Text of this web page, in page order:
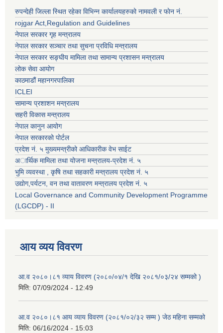
रुपन्देही जिल्ला स्थित रहेका विभिन्न कार्यालयहरुको नामवली र फाेन न‌ं.
rojgar Act,Regulation and Guidelines
नेपाल सरकार गृह मन्त्रालय
नेपाल सरकार सञ्चार तथा सुचना प्रविधि मन्त्रालय
नेपाल सरकार सङ्घीय मामिला तथा सामान्य प्रशासन मन्त्रालय
लोक सेवा आयोग
काठमाडौं महानगरपालिका
ICLEI
सामान्य प्रशाशन मन्त्रालय
सहरी विकास मन्त्रालय
नेपाल कानुन आयोग
नेपाल सरकारको पोर्टल
प्रदेश नं. ५ मुख्यमन्त्रीको आधिकारीक वेभ साईट
अार्थिक मामिला तथा योजना मन्त्रालय-प्रदेश नं. ५
भुमि व्यवस्था , कृषि तथा सहकारी मन्त्रालय प्रदेश नं. ५
उद्याेग,पर्यटन, वन तथा वातावरण मन्त्रालय प्रदेश नं. ५
Local Governance and Community Development Programme
(LGCDP) - II
आय व्यय विवरण
आ.व २०८०।८१ व्याय विवरण (२०८०/०४/१ देखि २०८१/०३/२४ सम्मको )
मिति: 07/09/2024 - 12:49
आ.व २०८०।८१ आय व्याय विवरण (२०८१/०२/३२ सम्म ) जेठ महिना सम्मको
मिति: 06/16/2024 - 15:03